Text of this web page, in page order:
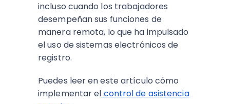
incluso cuando los trabajadores
desempeñan sus funciones de
manera remota, lo que ha impulsado
el uso de sistemas electrónicos de
registro.
Puedes leer en este artículo cómo
implementar el control de asistencia